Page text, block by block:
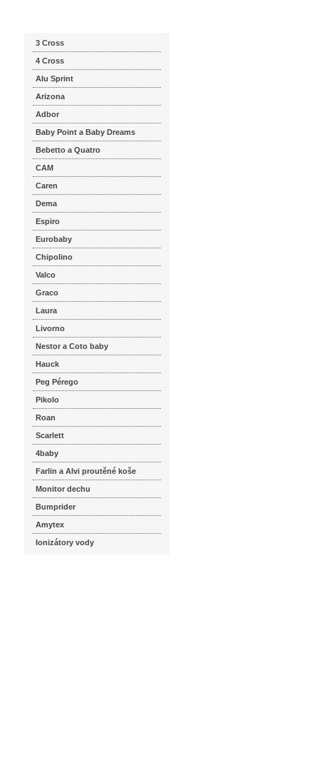
3 Cross
4 Cross
Alu Sprint
Arizona
Adbor
Baby Point a Baby Dreams
Bebetto a Quatro
CAM
Caren
Dema
Espiro
Eurobaby
Chipolino
Valco
Graco
Laura
Livorno
Nestor a Coto baby
Hauck
Peg Pérego
Pikolo
Roan
Scarlett
4baby
Farlin a Alvi proutěné koše
Monitor dechu
Bumprider
Amytex
Ionizátory vody